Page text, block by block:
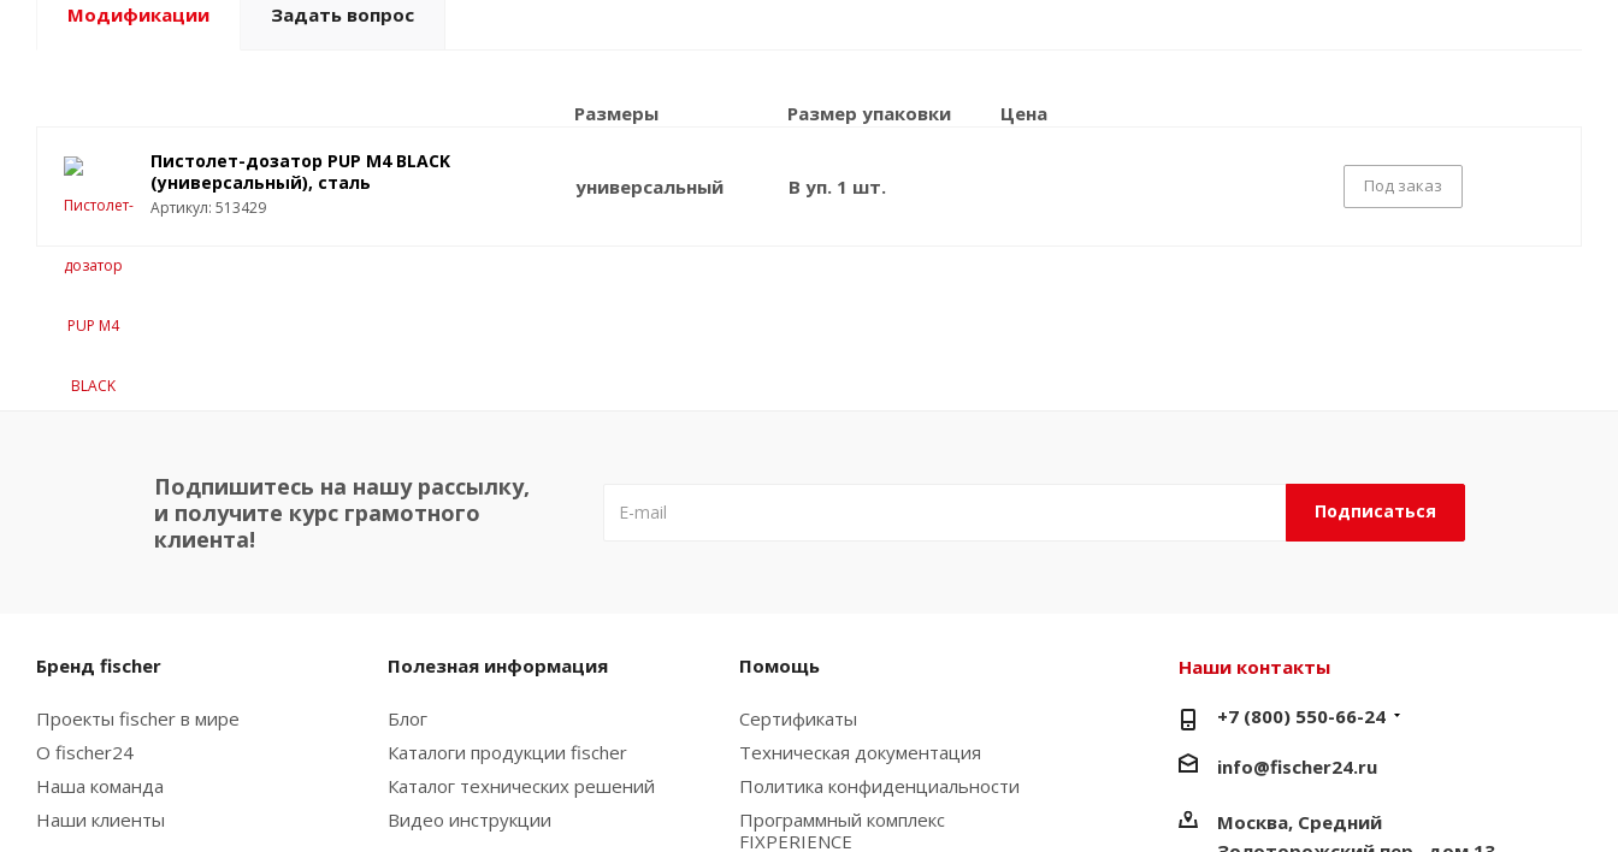
Модификации Задать вопрос
Размеры Размер упаковки Цена
Пистолет-дозатор PUP M4 BLACK
(универсальный), сталь
Артикул: 513429
универсальный В уп. 1 шт. Под заказ
Подпишитесь на нашу рассылку,
и получите курс грамотного
клиента!
Бренд fischer
Проекты fischer в мире
О fischer24
Наша команда
Наши клиенты
Полезная информация
Блог
Каталоги продукции fischer
Каталог технических решений
Видео инструкции
Помощь
Сертификаты
Техническая документация
Политика конфиденциальности
Программный комплекс
FIXPERIENCE
Наши контакты
+7 (800) 550-66-24
info@fischer24.ru
Москва, Средний